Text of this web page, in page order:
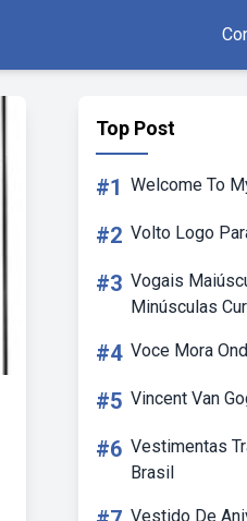
Top Post
#1 Welcome To
#2 Volto Logo
#3 Vogais
Minúsculas
#4 Voce Mora
#5 Vincent Van
#6 Vestimentas
Brasil
Vestido De